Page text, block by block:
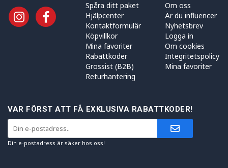
Spåra ditt paket
Hjälpcenter
Kontaktformulär
Köpvillkor
Mina favoriter
Rabattkoder
Grossist (B2B)
Returhantering
Om oss
Är du influencer
Nyhetsbrev
Logga in
Om cookies
Integritetspolicy
Mina favoriter
VAR FÖRST ATT FÅ EXKLUSIVA RABATTKODER!
Din e-postadress är säker hos oss!